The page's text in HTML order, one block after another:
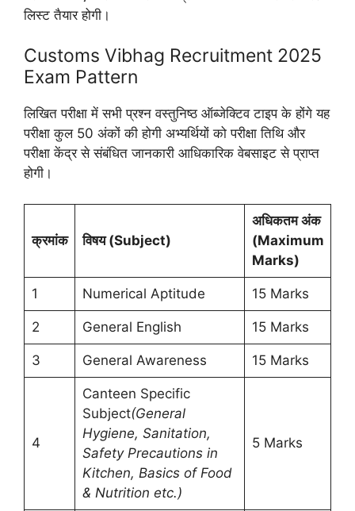
लिस्ट तैयार होगी।
Customs Vibhag Recruitment 2025
Exam Pattern
लिखित परीक्षा में सभी प्रश्न वस्तुनिष्ठ ऑब्जेक्टिव टाइप के होंगे यह
परीक्षा कुल 50 अंकों की होगी अभ्यर्थियों को परीक्षा तिथि और
परीक्षा केंद्र से संबंधित जानकारी आधिकारिक वेबसाइट से प्राप्त
होगी।
क्रमांक विषय (Subject)
अधिकतम अंक
(Maximum
Marks)
1 Numerical Aptitude 15 Marks
2 General English 15 Marks
3 General Awareness 15 Marks
4
Canteen Specific
Subject(General
Hygiene, Sanitation,
Safety Precautions in
Kitchen, Basics of Food
& Nutrition etc.)
5 Marks